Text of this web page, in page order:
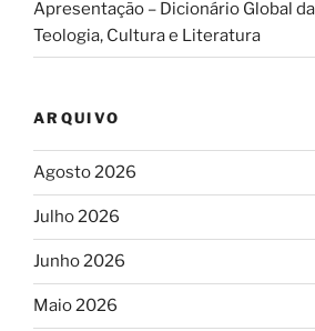
Apresentação – Dicionário Global
Teologia, Cultura e Literatura
ARQUIVO
Agosto 2026
Julho 2026
Junho 2026
Maio 2026